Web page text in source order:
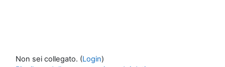
Non sei collegato. (Login)